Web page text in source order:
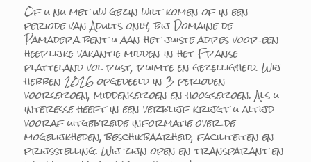
Of u nu met uw gezin wilt komen of in een
periode van Adults only, bij Domaine de
Pamadera bent u aan het juiste adres voor een
heerlijke vakantie midden in het Franse
platteland vol rust, ruimte en gezelligheid. Wij
hebben 2026 opgedeeld in 3 perioden
voorseizoen, middenseizoen en hoogseizoen. Als u
interesse heeft in een verblijf krijgt u altijd
vooraf uitgebreide informatie over de
mogelijkheden, beschikbaarheid, faciliteiten en
prijsstelling. Wij zijn open en transparant en